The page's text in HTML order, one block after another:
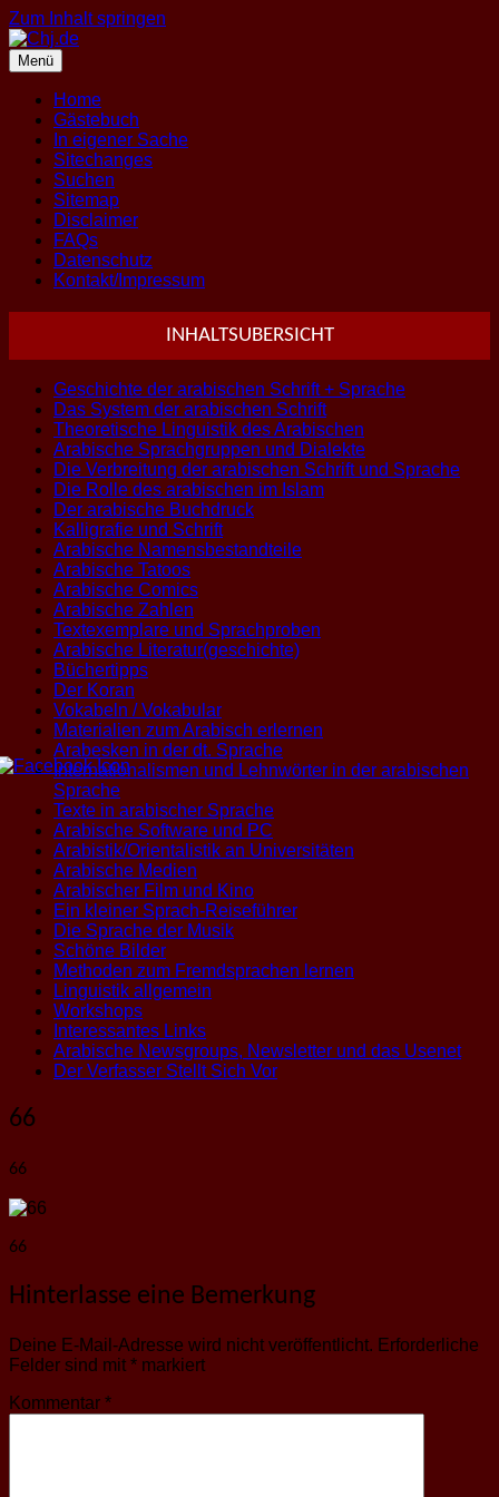
Zum Inhalt springen
Menü
Home
Gästebuch
In eigener Sache
Sitechanges
Suchen
Sitemap
Disclaimer
FAQs
Datenschutz
Kontakt/Impressum
INHALTSUBERSICHT
Geschichte der arabischen Schrift + Sprache
Das System der arabischen Schrift
Theoretische Linguistik des Arabischen
Arabische Sprachgruppen und Dialekte
Die Verbreitung der arabischen Schrift und Sprache
Die Rolle des arabischen im Islam
Der arabische Buchdruck
Kalligrafie und Schrift
Arabische Namensbestandteile
Arabische Tatoos
Arabische Comics
Arabische Zahlen
Textexemplare und Sprachproben
Arabische Literatur(geschichte)
Büchertipps
Der Koran
Vokabeln / Vokabular
Materialien zum Arabisch erlernen
Arabesken in der dt. Sprache
Internationalismen und Lehnwörter in der arabischen
Sprache
Texte in arabischer Sprache
Arabische Software und PC
Arabistik/Orientalistik an Universitäten
Arabische Medien
Arabischer Film und Kino
Ein kleiner Sprach-Reiseführer
Die Sprache der Musik
Schöne Bilder
Methoden zum Fremdsprachen lernen
Linguistik allgemein
Workshops
Interessantes Links
Arabische Newsgroups, Newsletter und das Usenet
Der Verfasser Stellt Sich Vor
66
66
66
Hinterlasse eine Bemerkung
Deine E-Mail-Adresse wird nicht veröffentlicht. Erforderliche
Felder sind mit * markiert
Kommentar *